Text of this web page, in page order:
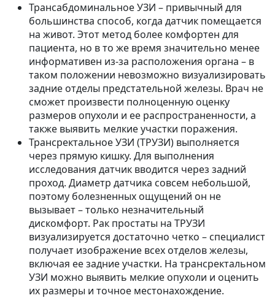
Трансабдоминальное УЗИ – привычный для
большинства способ, когда датчик помещается
на живот. Этот метод более комфортен для
пациента, но в то же время значительно менее
информативен из-за расположения органа – в
таком положении невозможно визуализировать
задние отделы предстательной железы. Врач не
сможет произвести полноценную оценку
размеров опухоли и ее распространенности, а
также выявить мелкие участки поражения.
Трансректальное УЗИ (ТРУЗИ) выполняется
через прямую кишку. Для выполнения
исследования датчик вводится через задний
проход. Диаметр датчика совсем небольшой,
поэтому болезненных ощущений он не
вызывает – только незначительный
дискомфорт. Рак простаты на ТРУЗИ
визуализируется достаточно четко – специалист
получает изображение всех отделов железы,
включая ее задние участки. На трансректальном
УЗИ можно выявить мелкие опухоли и оценить
их размеры и точное местонахождение.